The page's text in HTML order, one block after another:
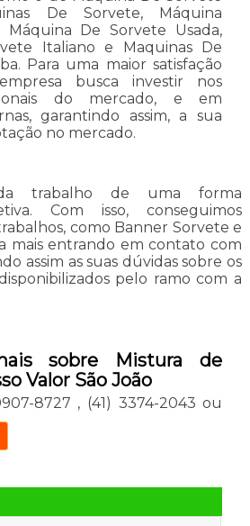
De Sorvete, Máquina
Máquina De Sorvete Usada,
Italiano e Maquinas De
Para uma maior satisfação
busca investir nos
do mercado, e em
garantindo assim, a sua
no mercado.
trabalho de uma forma
Com isso, conseguimos
como Banner Sorvete e
mais entrando em contato com
assim as suas dúvidas sobre os
pelo ramo com a
sobre Mistura de
Valor São João
8727 , (41) 3374-2043 ou